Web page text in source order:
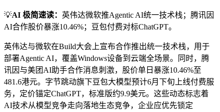
💡AI 极简速读： 英伟达微软推Agentic AI统一技术栈；腾讯因
AI合作股价暴涨10.46%；豆包付费对标ChatGPT。
英伟达与微软在Build大会上宣布合作推出统一技术栈，用于
部署Agentic AI，覆盖Windows设备到云端全场景。同时，腾
讯因与美团AI助手合作消息刺激，股价单日暴涨10.46%至
481.6港元。字节跳动旗下豆包大模型预计6月下旬上线付费服
务，定价锚定ChatGPT，标准版约9.9美元。这些动态标志着
AI技术从模型竞争走向落地生态竞争，企业应优先锁定